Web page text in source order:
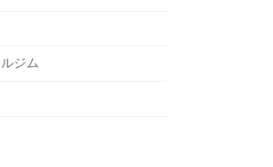
ジム